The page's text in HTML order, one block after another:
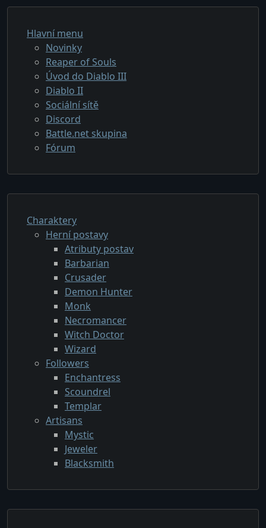
Hlavní menu
Novinky
Reaper of Souls
Úvod do Diablo III
Diablo II
Sociální sítě
Discord
Battle.net skupina
Fórum
Charaktery
Herní postavy
Atributy postav
Barbarian
Crusader
Demon Hunter
Monk
Necromancer
Witch Doctor
Wizard
Followers
Enchantress
Scoundrel
Templar
Artisans
Mystic
Jeweler
Blacksmith